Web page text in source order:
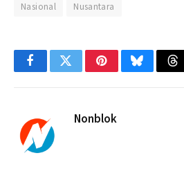
Nasional
Nusantara
FacebookTwitterPinterestBluesky
Nonblok